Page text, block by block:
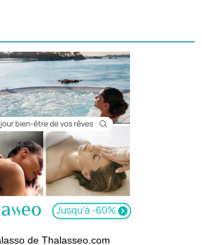
de Thalasseo.com